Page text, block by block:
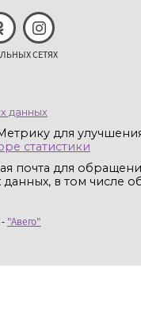
СЕТЯХ
данных
для
статистики
почта для
в том числе
"Авего"